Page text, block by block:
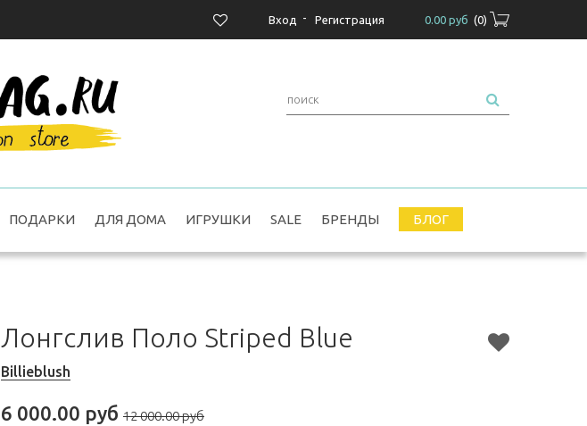
0.00 руб (0)
Вход - Регистрация
ПОДАРКИ ДЛЯ ДОМА ИГРУШКИ SALE БРЕНДЫ БЛОГ
Лонгслив Поло Striped Blue
Billieblush
6 000.00 руб 12 000.00 руб